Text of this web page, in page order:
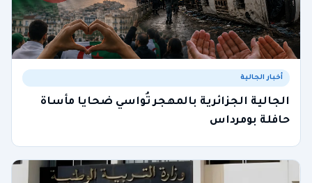
أخبار الجالية
الجالية الجزائرية بالمهجر تُواسي ضحايا مأساة
حافلة بومرداس